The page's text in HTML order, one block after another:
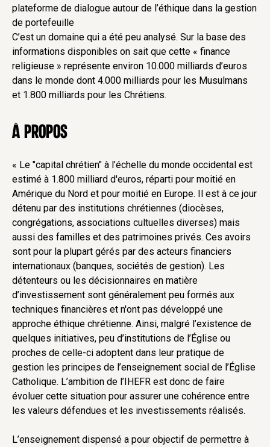
plateforme de dialogue autour de l’éthique dans la gestion
de portefeuille
C’est un domaine qui a été peu analysé. Sur la base des
informations disponibles on sait que cette « finance
religieuse » représente environ 10.000 milliards d’euros
dans le monde dont 4.000 milliards pour les Musulmans
et 1.800 milliards pour les Chrétiens.
à propos
« Le "capital chrétien" à l’échelle du monde occidental est
estimé à 1.800 milliard d'euros, réparti pour moitié en
Amérique du Nord et pour moitié en Europe. Il est à ce jour
détenu par des institutions chrétiennes (diocèses,
congrégations, associations cultuelles diverses) mais
aussi des familles et des patrimoines privés. Ces avoirs
sont pour la plupart gérés par des acteurs financiers
internationaux (banques, sociétés de gestion). Les
détenteurs ou les décisionnaires en matière
d’investissement sont généralement peu formés aux
techniques financières et n'ont pas développé une
approche éthique chrétienne. Ainsi, malgré l’existence de
quelques initiatives, peu d’institutions de l’Église ou
proches de celle-ci adoptent dans leur pratique de
gestion les principes de l’enseignement social de l’Église
Catholique. L’ambition de l’IHEFR est donc de faire
évoluer cette situation pour assurer une cohérence entre
les valeurs défendues et les investissements réalisés.
L’enseignement dispensé a pour objectif de permettre à